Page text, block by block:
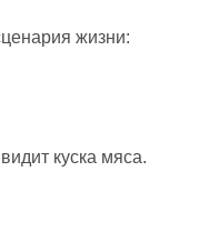
жизни:
куска мяса.